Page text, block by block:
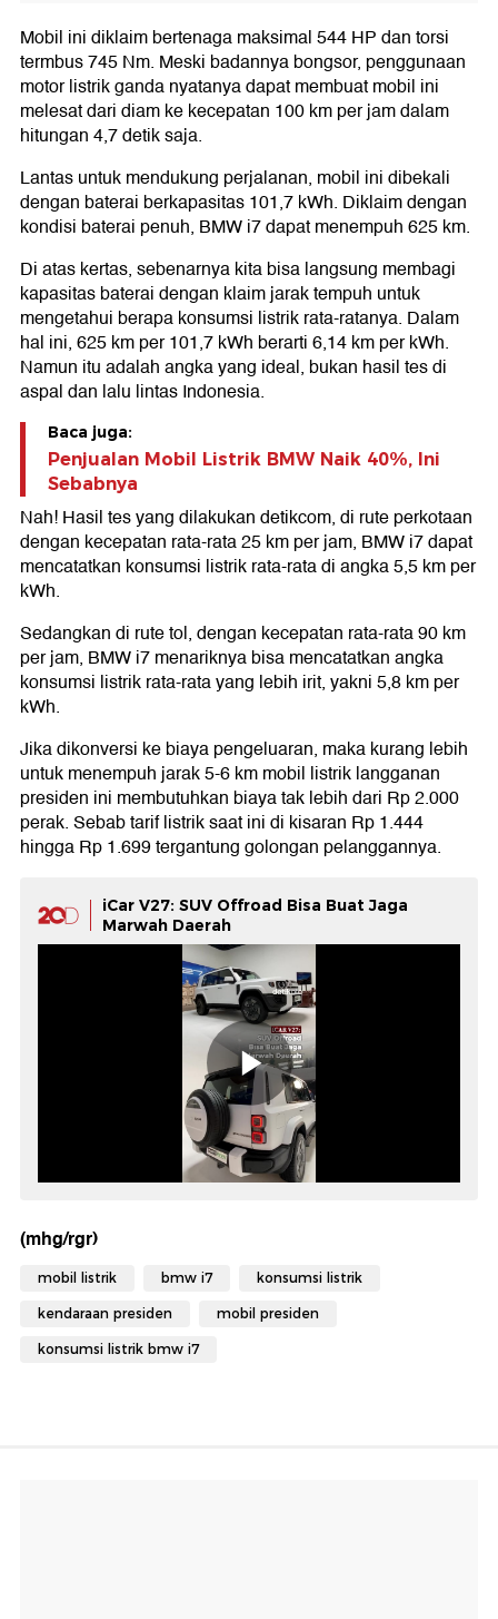
Mobil ini diklaim bertenaga maksimal 544 HP dan torsi
termbus 745 Nm. Meski badannya bongsor, penggunaan
motor listrik ganda nyatanya dapat membuat mobil ini
melesat dari diam ke kecepatan 100 km per jam dalam
hitungan 4,7 detik saja.
Lantas untuk mendukung perjalanan, mobil ini dibekali
dengan baterai berkapasitas 101,7 kWh. Diklaim dengan
kondisi baterai penuh, BMW i7 dapat menempuh 625 km.
Di atas kertas, sebenarnya kita bisa langsung membagi
kapasitas baterai dengan klaim jarak tempuh untuk
mengetahui berapa konsumsi listrik rata-ratanya. Dalam
hal ini, 625 km per 101,7 kWh berarti 6,14 km per kWh.
Namun itu adalah angka yang ideal, bukan hasil tes di
aspal dan lalu lintas Indonesia.
Baca juga:
Penjualan Mobil Listrik BMW Naik 40%, Ini
Sebabnya
Nah! Hasil tes yang dilakukan detikcom, di rute perkotaan
dengan kecepatan rata-rata 25 km per jam, BMW i7 dapat
mencatatkan konsumsi listrik rata-rata di angka 5,5 km per
kWh.
Sedangkan di rute tol, dengan kecepatan rata-rata 90 km
per jam, BMW i7 menariknya bisa mencatatkan angka
konsumsi listrik rata-rata yang lebih irit, yakni 5,8 km per
kWh.
Jika dikonversi ke biaya pengeluaran, maka kurang lebih
untuk menempuh jarak 5-6 km mobil listrik langganan
presiden ini membutuhkan biaya tak lebih dari Rp 2.000
perak. Sebab tarif listrik saat ini di kisaran Rp 1.444
hingga Rp 1.699 tergantung golongan pelanggannya.
iCar V27: SUV Offroad Bisa Buat Jaga
Marwah Daerah
(mhg/rgr)
mobil listrik bmw i7 konsumsi listrik
kendaraan presiden mobil presiden
konsumsi listrik bmw i7